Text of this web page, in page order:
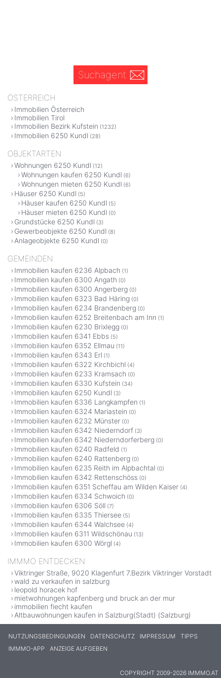
Suchagent
ÖSTERREICH
Immobilien Österreich
Immobilien Tirol
Immobilien Bezirk Kufstein (1232)
Immobilien 6250 Kundl (28)
OBJEKTARTEN
Wohnungen 6250 Kundl (12)
Wohnungen kaufen 6250 Kundl (6)
Wohnungen mieten 6250 Kundl (6)
Häuser 6250 Kundl (5)
Häuser kaufen 6250 Kundl (5)
Häuser mieten 6250 Kundl (0)
Grundstücke 6250 Kundl (3)
Gewerbeobjekte 6250 Kundl (8)
Anlageobjekte 6250 Kundl (0)
GEMEINDEN
Immobilien kaufen 6236 Alpbach (1)
Immobilien kaufen 6300 Angath (0)
Immobilien kaufen 6300 Angerberg (0)
Immobilien kaufen 6323 Bad Häring (0)
Immobilien kaufen 6234 Brandenberg (0)
Immobilien kaufen 6252 Breitenbach am Inn (1)
Immobilien kaufen 6230 Brixlegg (0)
Immobilien kaufen 6341 Ebbs (5)
Immobilien kaufen 6352 Ellmau (11)
Immobilien kaufen 6343 Erl (1)
Immobilien kaufen 6322 Kirchbichl (4)
Immobilien kaufen 6233 Kramsach (0)
Immobilien kaufen 6330 Kufstein (34)
Immobilien kaufen 6250 Kundl (3)
Immobilien kaufen 6336 Langkampfen (1)
Immobilien kaufen 6324 Mariastein (0)
Immobilien kaufen 6232 Münster (0)
Immobilien kaufen 6342 Niederndorf (3)
Immobilien kaufen 6342 Niederndorferberg (0)
Immobilien kaufen 6240 Radfeld (1)
Immobilien kaufen 6240 Rattenberg (0)
Immobilien kaufen 6235 Reith im Alpbachtal (0)
Immobilien kaufen 6342 Rettenschöss (0)
Immobilien kaufen 6351 Scheffau am Wilden Kaiser (4)
Immobilien kaufen 6334 Schwoich (0)
Immobilien kaufen 6306 Söll (7)
Immobilien kaufen 6335 Thiersee (5)
Immobilien kaufen 6344 Walchsee (4)
Immobilien kaufen 6311 Wildschönau (13)
Immobilien kaufen 6300 Wörgl (4)
IMMMO ENTDECKEN
Viktringer Straße, 9020 Klagenfurt 7.Bezirk Viktringer Vorstadt
wald zu verkaufen in salzburg
leopold horacek hof
mietwohnungen kapfenberg und bruck an der mur
immobilien fiecht kaufen
Altbauwohnungen kaufen in Salzburg(Stadt) (Salzburg)
NUTZUNGSBEDINGUNGEN DATENSCHUTZ IMPRESSUM
TIPPS
IMMMO-APP
ANZEIGE AUFGEBEN
COPYRIGHT 2009-2026 IMMMO.AT